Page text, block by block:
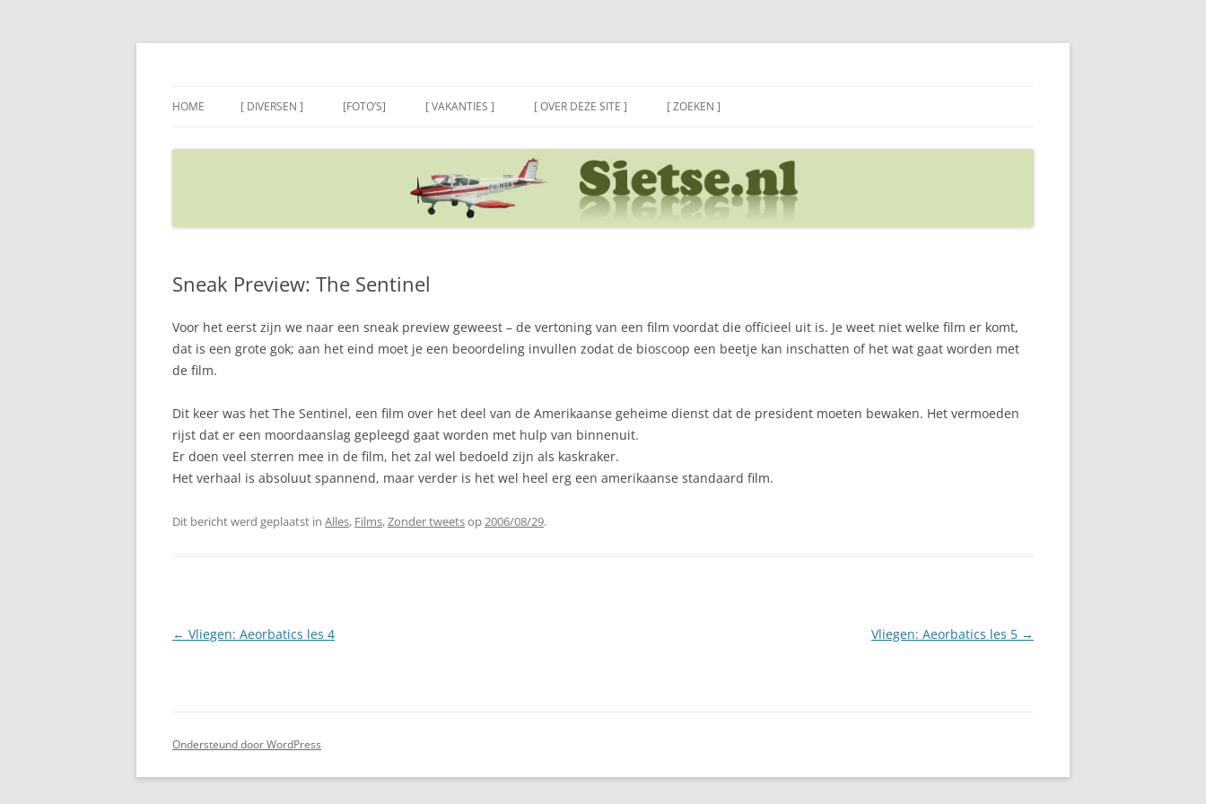
Ga
HOME [ DIVERSEN ] [FOTO’S] [ VAKANTIES ] [ OVER DEZE SITE ] [ ZOEKEN ]
Sneak Preview: The Sentinel
Voor het eerst zijn we naar een sneak preview geweest – de vertoning van een film voordat die officieel uit is. Je weet niet welke film er komt,
dat is een grote gok; aan het eind moet je een beoordeling invullen zodat de bioscoop een beetje kan inschatten of het wat gaat worden met
de film.
Dit keer was het The Sentinel, een film over het deel van de Amerikaanse geheime dienst dat de president moeten bewaken. Het vermoeden
rijst dat er een moordaanslag gepleegd gaat worden met hulp van binnenuit.
Er doen veel sterren mee in de film, het zal wel bedoeld zijn als kaskraker.
Het verhaal is absoluut spannend, maar verder is het wel heel erg een amerikaanse standaard film.
Dit bericht werd geplaatst in Alles, Films,Zonder tweetsop2006/08/29.
Berichtnavigatie
← Vliegen: Aeorbatics les 4 Vliegen: Aeorbatics les 5 →
Ondersteund door WordPress